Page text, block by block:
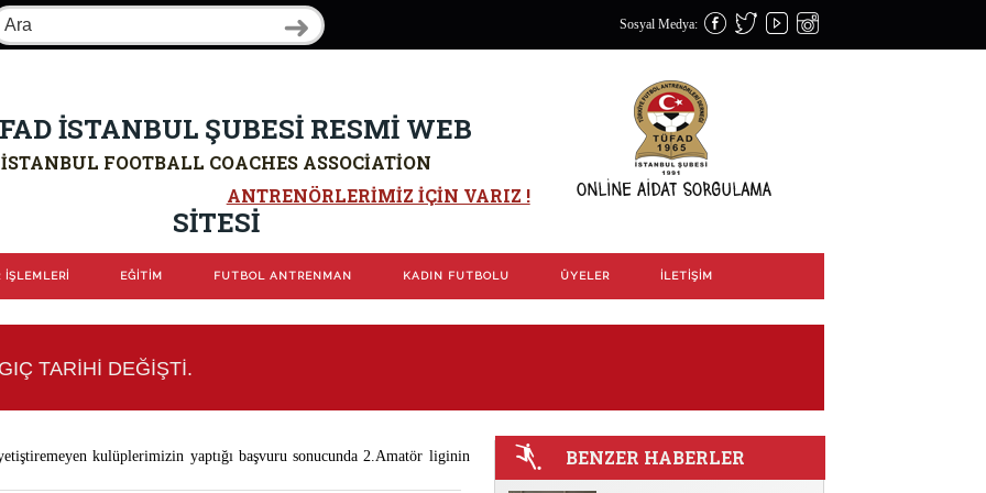
Sosyal Medya:
İSTANBUL ŞUBESİ RESMİ WEB
SİTESİ
İSTANBUL FOOTBALL COACHES ASSOCIATION
ANTRENÖRLERIMIZ IÇIN VARIZ !
İŞLEMLERİ EĞİTİM FUTBOL ANTRENMAN KADIN FUTBOLU ÜYELER İLETIŞIM
TARİHİ DEĞİŞTİ.
kulüplerimizin yaptığı başvuru sonucunda 2.Amatör liginin BENZER HABERLER